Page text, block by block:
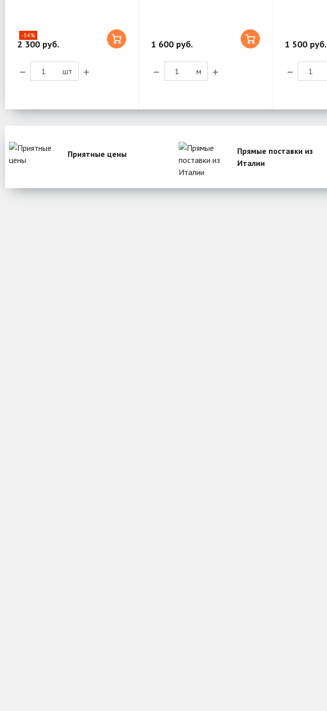
-34%
2 300 руб.
шт
1 600 руб.
м
1 500 руб.
Приятные цены
Прямые поставки из
Италии